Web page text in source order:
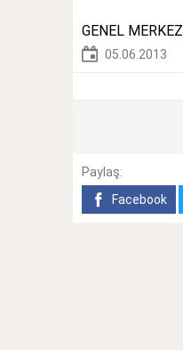
GENEL MERKEZ
05.06.2013
Paylaş:
Facebook